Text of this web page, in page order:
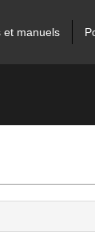
et manuels